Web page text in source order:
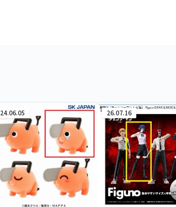
24.06.05 26.07.16